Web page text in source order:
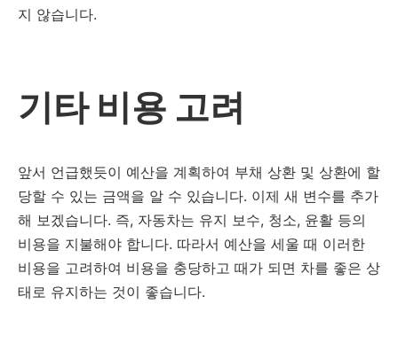
지 않습니다.
기타 비용 고려
앞서 언급했듯이 예산을 계획하여 부채 상환 및 상환에 할
당할 수 있는 금액을 알 수 있습니다. 이제 새 변수를 추가
해 보겠습니다. 즉, 자동차는 유지 보수, 청소, 윤활 등의
비용을 지불해야 합니다. 따라서 예산을 세울 때 이러한
비용을 고려하여 비용을 충당하고 때가 되면 차를 좋은 상
태로 유지하는 것이 좋습니다.